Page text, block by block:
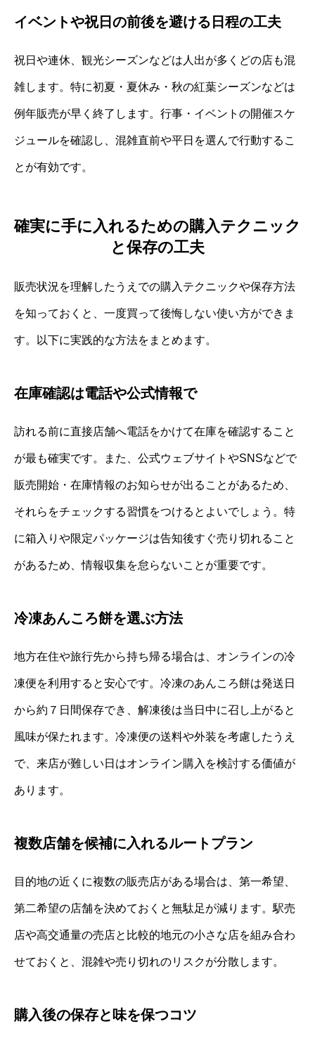
イベントや祝日の前後を避ける日程の工夫
祝日や連休、観光シーズンなどは人出が多くどの店も混
雑します。特に初夏・夏休み・秋の紅葉シーズンなどは
例年販売が早く終了します。行事・イベントの開催スケ
ジュールを確認し、混雑直前や平日を選んで行動するこ
とが有効です。
確実に手に入れるための購入テクニック
と保存の工夫
販売状況を理解したうえでの購入テクニックや保存方法
を知っておくと、一度買って後悔しない使い方ができま
す。以下に実践的な方法をまとめます。
在庫確認は電話や公式情報で
訪れる前に直接店舗へ電話をかけて在庫を確認すること
が最も確実です。また、公式ウェブサイトやSNSなどで
販売開始・在庫情報のお知らせが出ることがあるため、
それらをチェックする習慣をつけるとよいでしょう。特
に箱入りや限定パッケージは告知後すぐ売り切れること
があるため、情報収集を怠らないことが重要です。
冷凍あんころ餅を選ぶ方法
地方在住や旅行先から持ち帰る場合は、オンラインの冷
凍便を利用すると安心です。冷凍のあんころ餅は発送日
から約７日間保存でき、解凍後は当日中に召し上がると
風味が保たれます。冷凍便の送料や外装を考慮したうえ
で、来店が難しい日はオンライン購入を検討する価値が
あります。
複数店舗を候補に入れるルートプラン
目的地の近くに複数の販売店がある場合は、第一希望、
第二希望の店舗を決めておくと無駄足が減ります。駅売
店や高交通量の売店と比較的地元の小さな店を組み合わ
せておくと、混雑や売り切れのリスクが分散します。
購入後の保存と味を保つコツ